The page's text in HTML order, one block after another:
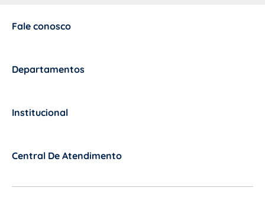
Fale conosco
Departamentos
Institucional
Central De Atendimento